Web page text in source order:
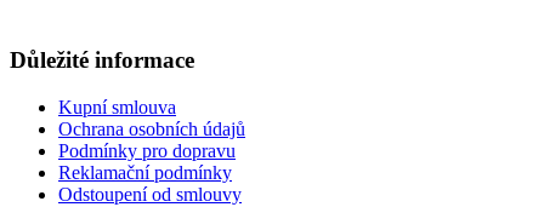
Důležité informace
Kupní smlouva
Ochrana osobních údajů
Podmínky pro dopravu
Reklamační podmínky
Odstoupení od smlouvy